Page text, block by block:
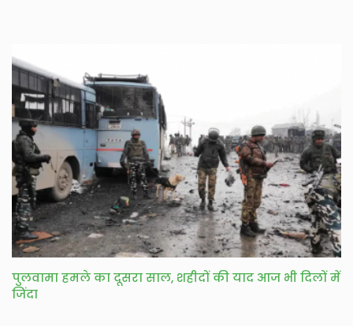
पुलवामा हमले का दूसरा साल, शहीदों की याद आज भी दिलों में
जिंदा